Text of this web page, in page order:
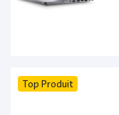
Top Produit